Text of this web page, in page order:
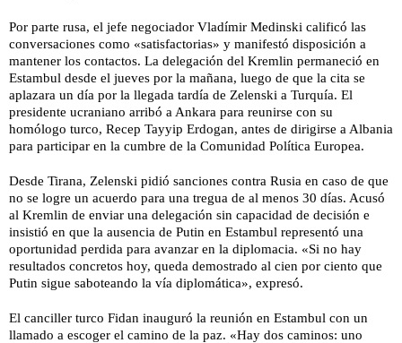
Por parte rusa, el jefe negociador Vladímir Medinski calificó las
conversaciones como «satisfactorias» y manifestó disposición a
mantener los contactos. La delegación del Kremlin permaneció en
Estambul desde el jueves por la mañana, luego de que la cita se
aplazara un día por la llegada tardía de Zelenski a Turquía. El
presidente ucraniano arribó a Ankara para reunirse con su
homólogo turco, Recep Tayyip Erdogan, antes de dirigirse a Albania
para participar en la cumbre de la Comunidad Política Europea.
Desde Tirana, Zelenski pidió sanciones contra Rusia en caso de que
no se logre un acuerdo para una tregua de al menos 30 días. Acusó
al Kremlin de enviar una delegación sin capacidad de decisión e
insistió en que la ausencia de Putin en Estambul representó una
oportunidad perdida para avanzar en la diplomacia. «Si no hay
resultados concretos hoy, queda demostrado al cien por ciento que
Putin sigue saboteando la vía diplomática», expresó.
El canciller turco Fidan inauguró la reunión en Estambul con un
llamado a escoger el camino de la paz. «Hay dos caminos: uno